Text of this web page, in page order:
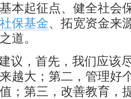
本起征点、健全社会
社保基金、拓宽资金来
道。
建议，首先，我们应该
越大；第二，管理好
；第三，改善教育，